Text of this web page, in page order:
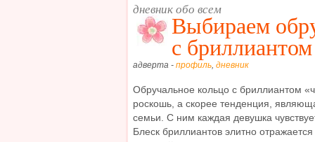
дневник обо всем
Выбираем
с бриллиантом
адверта - профиль, дневник
Обручальное кольцо с бриллиантом
роскошь, а скорее тенденция,
семьи. С ним каждая девушка
Блеск бриллиантов элитно